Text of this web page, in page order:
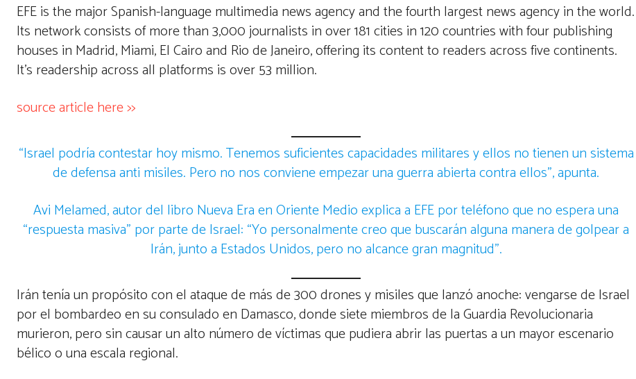
EFE is the major Spanish-language multimedia news agency and the fourth largest news agency in the world.
Its network consists of more than 3,000 journalists in over 181 cities in 120 countries with four publishing
houses in Madrid, Miami, El Cairo and Rio de Janeiro, offering its content to readers across five continents.
It’s readership across all platforms is over 53 million.
source article here >>
“Israel podría contestar hoy mismo. Tenemos suficientes capacidades militares y ellos no tienen un sistema
de defensa anti misiles. Pero no nos conviene empezar una guerra abierta contra ellos”, apunta.
Avi Melamed, autor del libro Nueva Era en Oriente Medio explica a EFE por teléfono que no espera una
“respuesta masiva” por parte de Israel: “Yo personalmente creo que buscarán alguna manera de golpear a
Irán, junto a Estados Unidos, pero no alcance gran magnitud”.
Irán tenía un propósito con el ataque de más de 300 drones y misiles que lanzó anoche: vengarse de Israel
por el bombardeo en su consulado en Damasco, donde siete miembros de la Guardia Revolucionaria
murieron, pero sin causar un alto número de víctimas que pudiera abrir las puertas a un mayor escenario
bélico o una escala regional.